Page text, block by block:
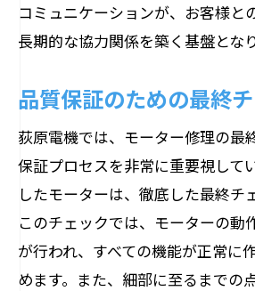
コミュニケーションが、お客様と
長期的な協力関係を築く基盤となり
品質保証のための最終
荻原電機では、モーター修理の最
保証プロセスを非常に重要視して
したモーターは、徹底した最終チ
このチェックでは、モーターの動
が行われ、すべての機能が正常に
めます。また、細部に至るまでの